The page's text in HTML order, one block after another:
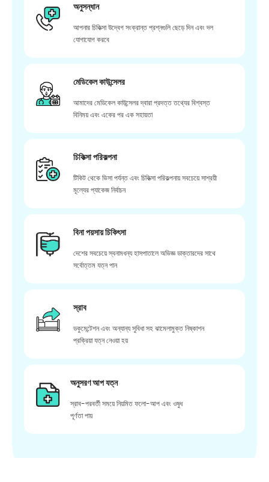
অনুসন্ধান
আপনার চিকিত্সা উদ্বেগ সংক্রান্ত প্রশ্নগুলি ছেড়ে দিন এবং দল
যোগাযোগ করবে
মেডিকেল কাউন্সেলর
আমাদের মেডিকেল কাউন্সেলর দ্বারা প্রদত্ত তথ্যের বিশ্বস্ত
বিনিময় এবং একের পর এক সহায়তা
চিকিত্সা পরিকল্পনা
টিকিট থেকে ভিসা পর্যন্ত এবং চিকিত্সা পরিকল্পনায় সবচেয়ে সাশ্রয়ী
মূল্যের প্যাকেজ নির্বাচন
বিনা পয়সায় চিকিৎসা
দেশের সবচেয়ে স্বনামধন্য হাসপাতালে অভিজ্ঞ ডাক্তারদের সাথে
সর্বোত্তম যত্ন পান
স্রাব
ডকুমেন্টেশন এবং অন্যান্য সুবিধা সহ ঝামেলামুক্ত নিষ্কাশন
প্রক্রিয়া যত্ন নেওয়া হয়
অনুসরণ আপ যত্ন
স্রাব-পরবর্তী সময়ে নিয়মিত ফলো-আপ এবং ওষুধ
পূর্ণতা পায়